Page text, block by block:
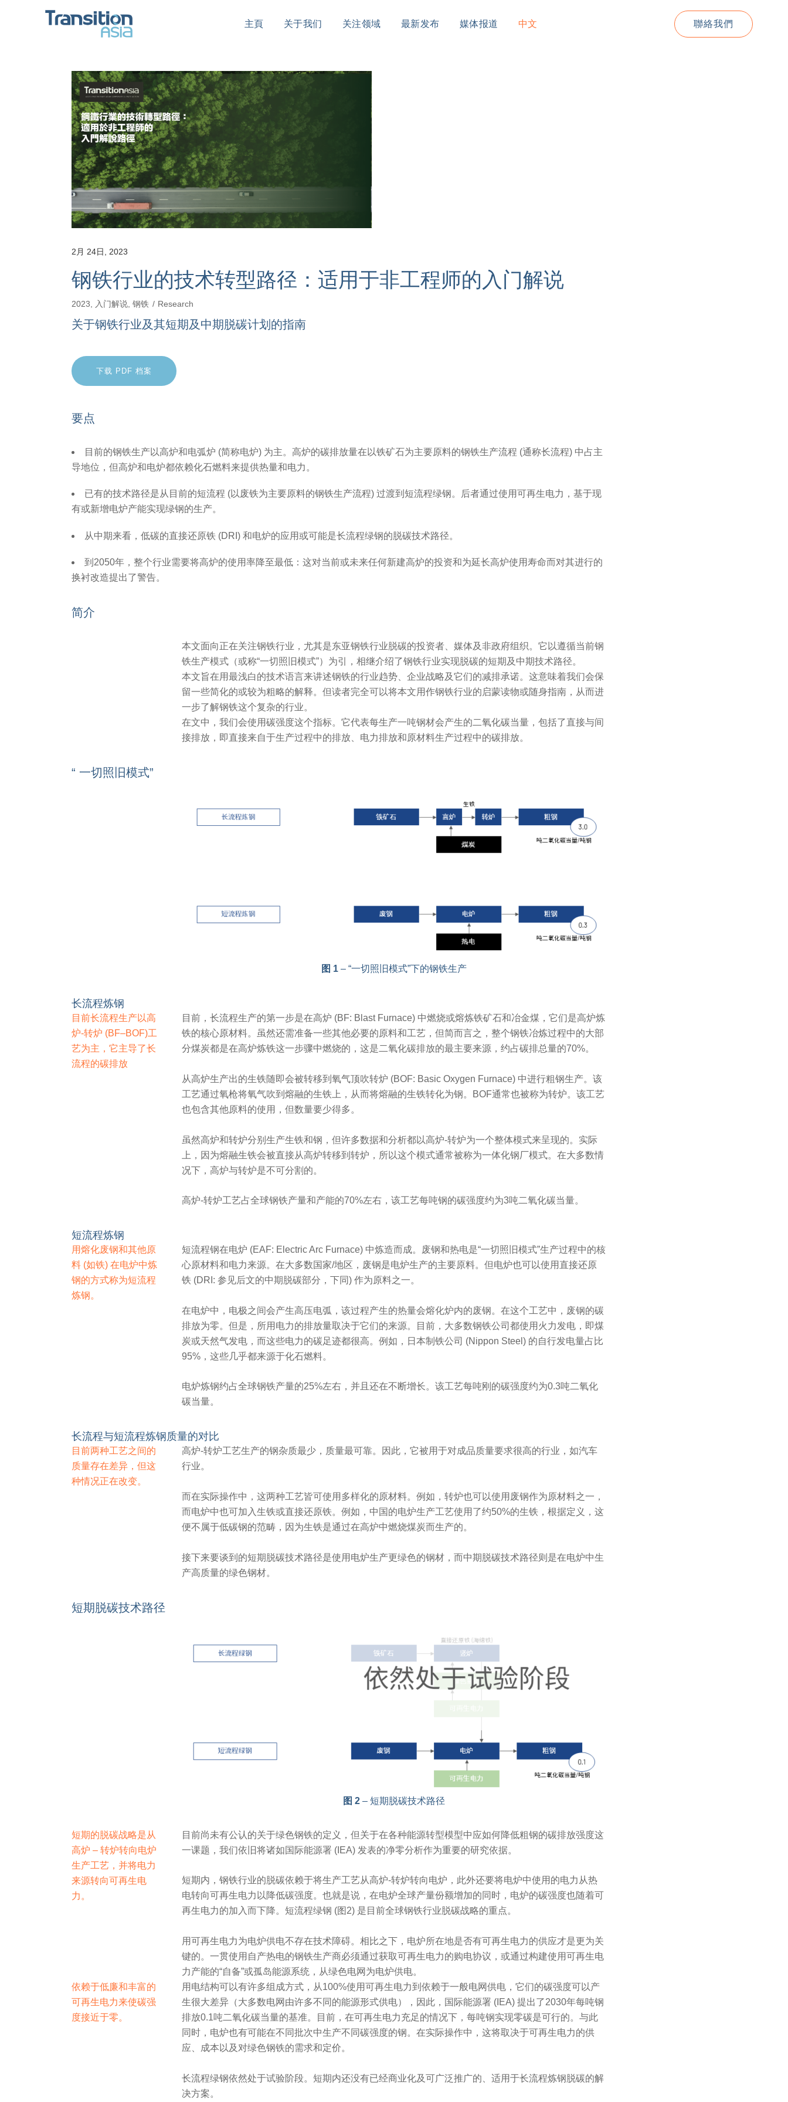
主頁 关于我们 关注领域 最新发布 媒体报道 中文 聯絡我們
2月 24日, 2023
钢铁行业的技术转型路径：适用于非工程师的入门解说
2023 入门解说 钢铁 Research
关于钢铁行业及其短期及中期脱碳计划的指南
下载 PDF 档案
要点
目前的钢铁生产以高炉和电弧炉 (简称电炉) 为主。高炉的碳排放量在以铁矿石为主要原料的钢铁生产流程 (通称长流程) 中占主
导地位，但高炉和电炉都依赖化石燃料来提供热量和电力。
已有的技术路径是从目前的短流程 (以废铁为主要原料的钢铁生产流程) 过渡到短流程绿钢。后者通过使用可再生电力，基于现
有或新增电炉产能实现绿钢的生产。
从中期来看，低碳的直接还原铁 (DRI) 和电炉的应用或可能是长流程绿钢的脱碳技术路径。
到2050年，整个行业需要将高炉的使用率降至最低：这对当前或未来任何新建高炉的投资和为延长高炉使用寿命而对其进行的
换衬改造提出了警告。
简介
本文面向正在关注钢铁行业，尤其是东亚钢铁行业脱碳的投资者、媒体及非政府组织。它以遵循当前钢
铁生产模式（或称“一切照旧模式”）为引，相继介绍了钢铁行业实现脱碳的短期及中期技术路径。
本文旨在用最浅白的技术语言来讲述钢铁的行业趋势、企业战略及它们的减排承诺。这意味着我们会保
留一些简化的或较为粗略的解释。但读者完全可以将本文用作钢铁行业的启蒙读物或随身指南，从而进
一步了解钢铁这个复杂的行业。
在文中，我们会使用碳强度这个指标。它代表每生产一吨钢材会产生的二氧化碳当量，包括了直接与间
接排放，即直接来自于生产过程中的排放、电力排放和原材料生产过程中的碳排放。
“ 一切照旧模式”
图 1– “一切照旧模式”下的钢铁生产
长流程炼钢
目前长流程生产以高
炉-转炉 (BF–BOF)工
艺为主，它主导了长
流程的碳排放
目前，长流程生产的第一步是在高炉 (BF: Blast Furnace) 中燃烧或熔炼铁矿石和冶金煤，它们是高炉炼
铁的核心原材料。虽然还需准备一些其他必要的原料和工艺，但简而言之，整个钢铁冶炼过程中的大部
分煤炭都是在高炉炼铁这一步骤中燃烧的，这是二氧化碳排放的最主要来源，约占碳排总量的70%。
从高炉生产出的生铁随即会被转移到氧气顶吹转炉 (BOF: Basic Oxygen Furnace) 中进行粗钢生产。该
工艺通过氧枪将氧气吹到熔融的生铁上，从而将熔融的生铁转化为钢。BOF通常也被称为转炉。该工艺
也包含其他原料的使用，但数量要少得多。
虽然高炉和转炉分别生产生铁和钢，但许多数据和分析都以高炉-转炉为一个整体模式来呈现的。实际
上，因为熔融生铁会被直接从高炉转移到转炉，所以这个模式通常被称为一体化钢厂模式。在大多数情
况下，高炉与转炉是不可分割的。
高炉-转炉工艺占全球钢铁产量和产能的70%左右，该工艺每吨钢的碳强度约为3吨二氧化碳当量。
短流程炼钢
用熔化废钢和其他原
料 (如铁) 在电炉中炼
钢的方式称为短流程
炼钢。
短流程钢在电炉 (EAF: Electric Arc Furnace) 中炼造而成。废钢和热电是“一切照旧模式”生产过程中的核
心原材料和电力来源。在大多数国家/地区，废钢是电炉生产的主要原料。但电炉也可以使用直接还原
铁 (DRI: 参见后文的中期脱碳部分，下同) 作为原料之一。
在电炉中，电极之间会产生高压电弧，该过程产生的热量会熔化炉内的废钢。在这个工艺中，废钢的碳
排放为零。但是，所用电力的排放量取决于它们的来源。目前，大多数钢铁公司都使用火力发电，即煤
炭或天然气发电，而这些电力的碳足迹都很高。例如，日本制铁公司 (Nippon Steel) 的自行发电量占比
95%，这些几乎都来源于化石燃料。
电炉炼钢约占全球钢铁产量的25%左右，并且还在不断增长。该工艺每吨刚的碳强度约为0.3吨二氧化
碳当量。
长流程与短流程炼钢质量的对比
目前两种工艺之间的
质量存在差异，但这
种情况正在改变。
高炉-转炉工艺生产的钢杂质最少，质量最可靠。因此，它被用于对成品质量要求很高的行业，如汽车
行业。
而在实际操作中，这两种工艺皆可使用多样化的原材料。例如，转炉也可以使用废钢作为原材料之一，
而电炉中也可加入生铁或直接还原铁。例如，中国的电炉生产工艺使用了约50%的生铁，根据定义，这
便不属于低碳钢的范畴，因为生铁是通过在高炉中燃烧煤炭而生产的。
接下来要谈到的短期脱碳技术路径是使用电炉生产更绿色的钢材，而中期脱碳技术路径则是在电炉中生
产高质量的绿色钢材。
短期脱碳技术路径
图 2– 短期脱碳技术路径
短期的脱碳战略是从
高炉 – 转炉转向电炉
生产工艺，并将电力
来源转向可再生电
力。
目前尚未有公认的关于绿色钢铁的定义，但关于在各种能源转型模型中应如何降低粗钢的碳排放强度这
一课题，我们依旧将诸如国际能源署 (IEA) 发表的净零分析作为重要的研究依据。
短期内，钢铁行业的脱碳依赖于将生产工艺从高炉-转炉转向电炉，此外还要将电炉中使用的电力从热
电转向可再生电力以降低碳强度。也就是说，在电炉全球产量份额增加的同时，电炉的碳强度也随着可
再生电力的加入而下降。短流程绿钢 (图2) 是目前全球钢铁行业脱碳战略的重点。
用可再生电力为电炉供电不存在技术障碍。相比之下，电炉所在地是否有可再生电力的供应才是更为关
键的。一贯使用自产热电的钢铁生产商必须通过获取可再生电力的购电协议，或通过构建使用可再生电
力产能的“自备”或孤岛能源系统，从绿色电网为电炉供电。
依赖于低廉和丰富的
可再生电力来使碳强
度接近于零。
用电结构可以有许多组成方式，从100%使用可再生电力到依赖于一般电网供电，它们的碳强度可以产
生很大差异（大多数电网由许多不同的能源形式供电），因此，国际能源署 (IEA) 提出了2030年每吨钢
排放0.1吨二氧化碳当量的基准。目前，在可再生电力充足的情况下，每吨钢实现零碳是可行的。与此
同时，电炉也有可能在不同批次中生产不同碳强度的钢。在实际操作中，这将取决于可再生电力的供
应、成本以及对绿色钢铁的需求和定价。
长流程绿钢依然处于试验阶段。短期内还没有已经商业化及可广泛推广的、适用于长流程炼钢脱碳的解
决方案。